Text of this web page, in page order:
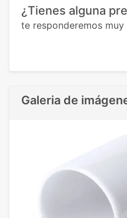
¿Tienes alguna
te responderemos muy
Galeria de